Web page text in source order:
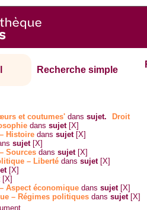
Recherche simple
et coutumes' danssujet.
Droit
danssujet [X]
Histoire danssujet [X]
sujet [X]
Sources danssujet [X]
– Liberté danssujet [X]
[X]
[X]
Aspect économique danssujet [X]
– Régimes politiques danssujet [X]